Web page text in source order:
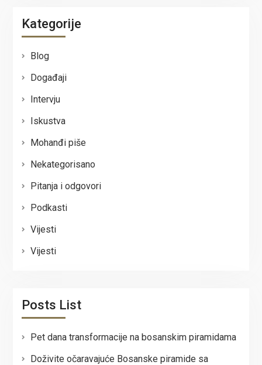
Kategorije
Blog
Događaji
Intervju
Iskustva
Mohanđi piše
Nekategorisano
Pitanja i odgovori
Podkasti
Vijesti
Vijesti
Posts List
Pet dana transformacije na bosanskim piramidama
Doživite očaravajuće Bosanske piramide sa